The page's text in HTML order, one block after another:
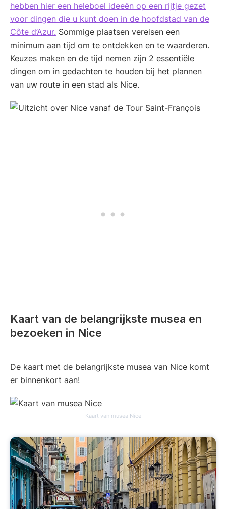
hebben hier een heleboel ideeën op een rijtje gezet
voor dingen die u kunt doen in de hoofdstad van de
Côte d’Azur. Sommige plaatsen vereisen een
minimum aan tijd om te ontdekken en te waarderen.
Keuzes maken en de tijd nemen zijn 2 essentiële
dingen om in gedachten te houden bij het plannen
van uw route in een stad als Nice.
Kaart van de belangrijkste musea en
bezoeken in Nice
De kaart met de belangrijkste musea van Nice komt
er binnenkort aan!
Kaart van musea Nice